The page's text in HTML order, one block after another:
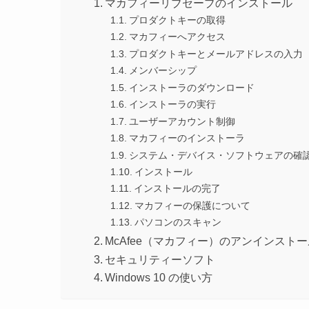
マカフィーリブセーブのインストール
プロダクトキーの取得
マカフィーへアクセス
プロダクトキーとメールアドレスの入力
メンバーシップ
インストーラのダウンロード
インストーラの実行
ユーザーアカウント制御
マカフィーのインストーラ
システム・デバイス・ソフトウェアの確
インストール
インストールの完了
マカフィーの保護について
パソコンのスキャン
McAfee（マカフィー）のアンインスト
セキュリティーソフト
Windows 10 の使い方